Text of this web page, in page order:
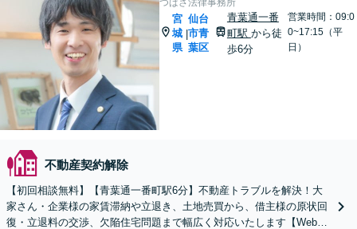
つばさ法律事務所
宮
城
県
|
仙台
市青
葉区
青葉通一番
町駅 から徒
歩6分
営業時間：09:0
0~17:15（平
日）
不動産契約解除
【初回相談無料】【青葉通一番町駅6分】不動産トラブルを解決！大
家さん・企業様の家賃滞納や立退き、土地売買から、借主様の原状回
復・立退料の交渉、欠陥住宅問題まで幅広く対応いたします【Web面